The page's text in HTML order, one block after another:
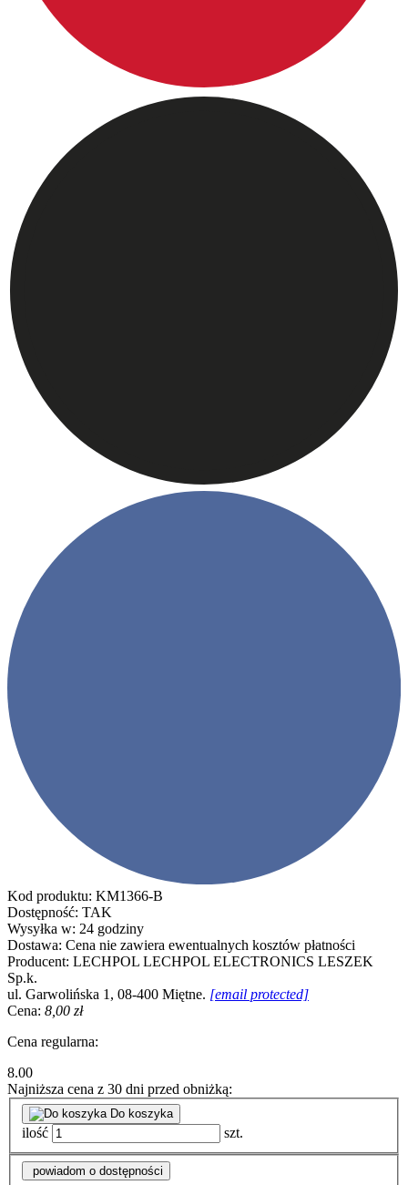
Kod produktu: KM1366-B
Dostępność: TAK
Wysyłka w: 24 godziny
Dostawa: Cena nie zawiera ewentualnych kosztów płatności
Producent: LECHPOL LECHPOL ELECTRONICS LESZEK
Sp.k.
ul. Garwolińska 1, 08-400 Miętne. [email protected]
Cena: 8,00 zł
Cena regularna:
8.00
Najniższa cena z 30 dni przed obniżką:
Do koszyka
ilość szt.
powiadom o dostępności